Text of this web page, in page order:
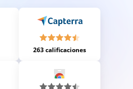
263 calificaciones